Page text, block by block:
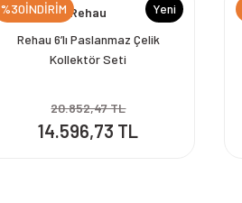
%30İNDİRİM Yeni
Rehau
Rehau 6’lı Paslanmaz Çelik
Kollektör Seti
20.852,47 TL
14.596,73 TL